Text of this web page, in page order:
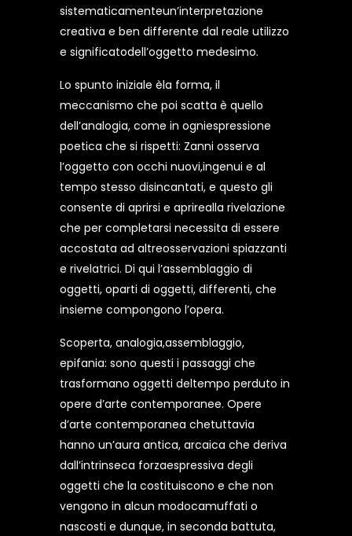
sistematicamenteun’interpretazione
creativa e ben differente dal reale utilizzo
e significatodell’oggetto medesimo.
Lo spunto iniziale èla forma, il
meccanismo che poi scatta è quello
dell’analogia, come in ogniespressione
poetica che si rispetti: Zanni osserva
l’oggetto con occhi nuovi,ingenui e al
tempo stesso disincantati, e questo gli
consente di aprirsi e aprirealla rivelazione
che per completarsi necessita di essere
accostata ad altreosservazioni spiazzanti
e rivelatrici. Di qui l’assemblaggio di
oggetti, oparti di oggetti, differenti, che
insieme compongono l’opera.
Scoperta, analogia,assemblaggio,
epifania: sono questi i passaggi che
trasformano oggetti deltempo perduto in
opere d’arte contemporanee. Opere
d’arte contemporanea chetuttavia
hanno un’aura antica, arcaica che deriva
dall’intrinseca forzaespressiva degli
oggetti che la costituiscono e che non
vengono in alcun modocamuffati o
nascosti e dunque, in seconda battuta,